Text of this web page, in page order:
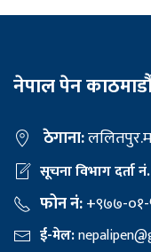
नेपाल पेन काठमाडौँ
ठेगाना:
सूचना विभाग दर्ता
फोन नं:+९७७-
ई-मेल: